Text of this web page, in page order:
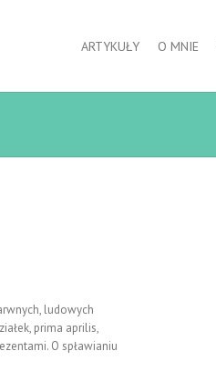
ARTYKUŁY O MNIE
ludowych
prima aprilis,
O spławianiu